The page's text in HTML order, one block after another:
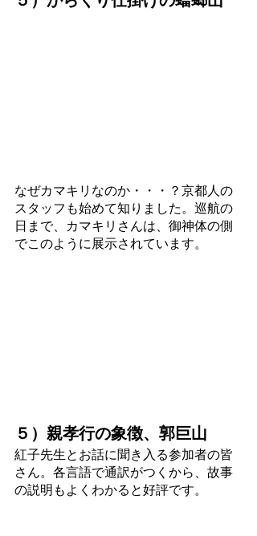
なぜカマキリなのか・・・？京都人の
スタッフも始めて知りました。巡航の
日まで、カマキリさんは、御神体の側
でこのように展示されています。
５）親孝行の象徴、郭巨山
紅子先生とお話に聞き入る参加者の皆
さん。各言語で通訳がつくから、故事
の説明もよくわかると好評です。